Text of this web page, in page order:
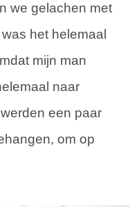
we gelachen met
het helemaal
mijn man
naar
een paar
om op